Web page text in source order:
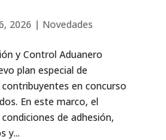
2026 | Novedades
y Control Aduanero
plan especial de
en concurso
En este marco, el
de adhesión,
y...